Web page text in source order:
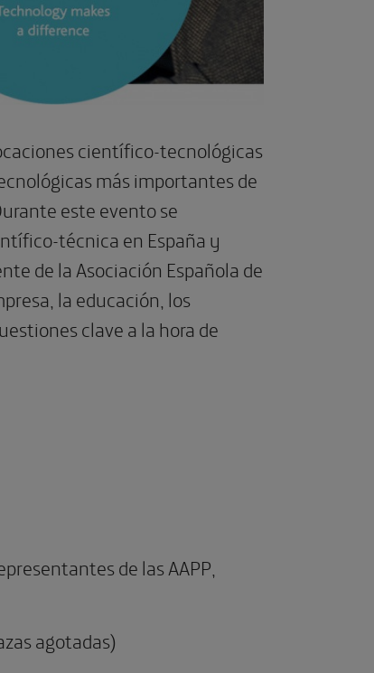
científico-tecnológicas
más importantes de
este evento se
técnica en España y
de la Asociación Española de
la educación, los
clave a la hora de
de las AAPP,
agotadas)